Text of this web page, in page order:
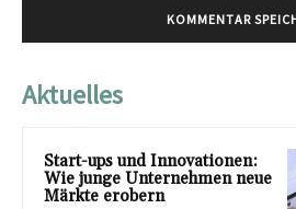
Aktuelles
Start-ups und Innovationen:
Wie junge Unternehmen neue
Märkte erobern